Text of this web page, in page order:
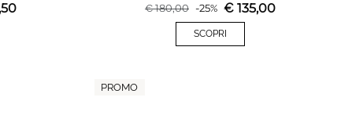
€180,00 -25% € 135,00
SCOPRI
PROMO